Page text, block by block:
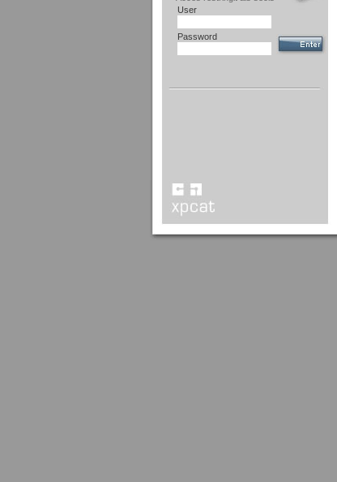
User
Password